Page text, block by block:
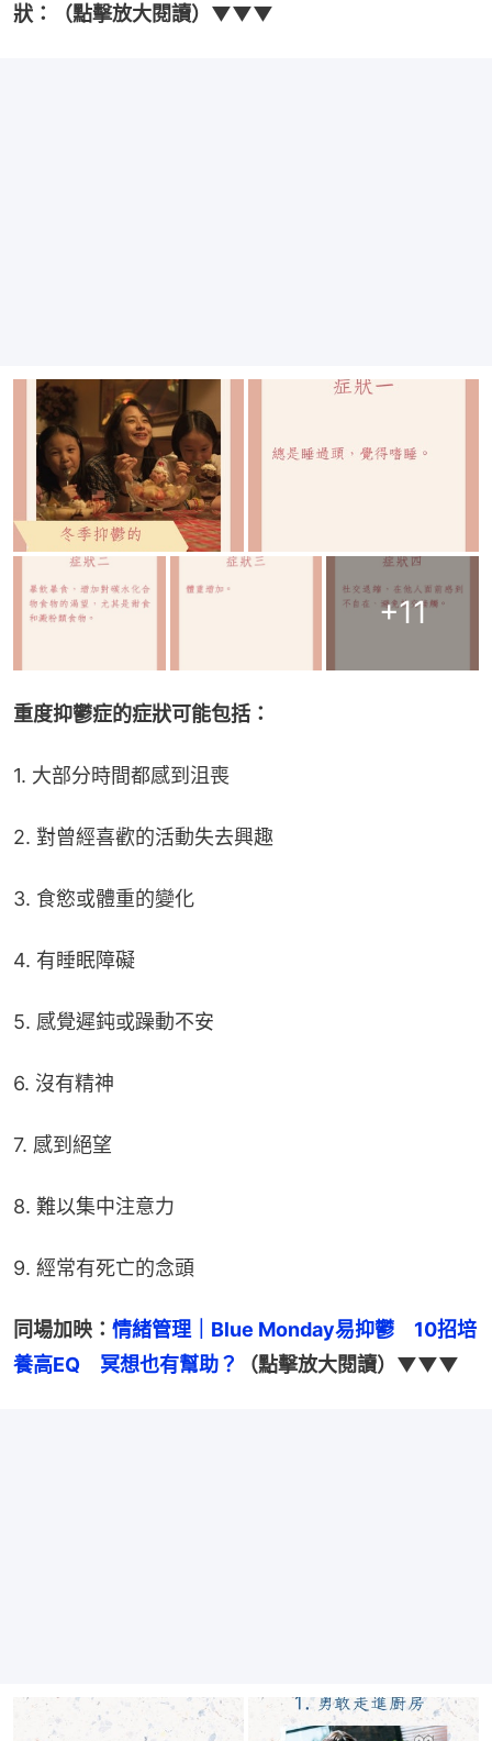
狀：（點擊放大閱讀）▼▼▼
+11
重度抑鬱症的症狀可能包括：
1. 大部分時間都感到沮喪
2. 對曾經喜歡的活動失去興趣
3. 食慾或體重的變化
4. 有睡眠障礙
5. 感覺遲鈍或躁動不安
6. 沒有精神
7. 感到絕望
8. 難以集中注意力
9. 經常有死亡的念頭
同場加映： 情緒管理｜Blue Monday易抑鬱　10招培
養高EQ　冥想也有幫助？
（點擊放大閱讀）▼▼▼